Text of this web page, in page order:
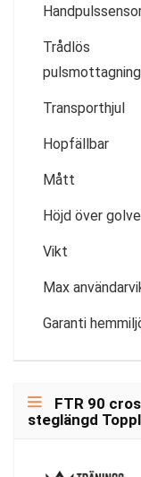
Trådlös
pulsmottagning
Transporthjul
Hopfällbar
Mått
Höjd över
Vikt
Max
Garanti
FTR 90
steglängd